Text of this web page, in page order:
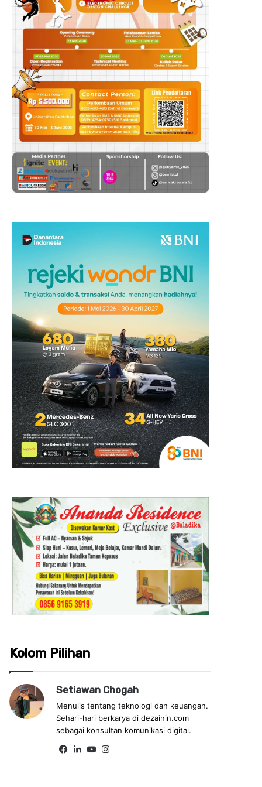
Kolom Pilihan
Setiawan Chogah
Menulis tentang teknologi dan keuangan.
Sehari-hari berkarya di dezainin.com
sebagai konsultan komunikasi digital.
Fa Lin Yo